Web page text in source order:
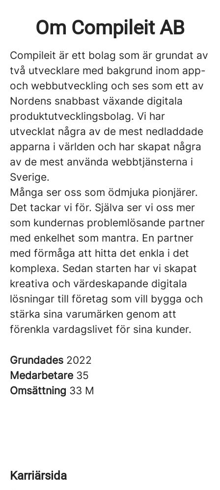
Om Compileit AB
Compileit är ett bolag som är grundat av
två utvecklare med bakgrund inom app-
och webbutveckling och ses som ett av
Nordens snabbast växande digitala
produktutvecklingsbolag. Vi har
utvecklat några av de mest nedladdade
apparna i världen och har skapat några
av de mest använda webbtjänsterna i
Sverige.
Många ser oss som ödmjuka pionjärer.
Det tackar vi för. Själva ser vi oss mer
som kundernas problemlösande partner
med enkelhet som mantra. En partner
med förmåga att hitta det enkla i det
komplexa. Sedan starten har vi skapat
kreativa och värdeskapande digitala
lösningar till företag som vill bygga och
stärka sina varumärken genom att
förenkla vardagslivet för sina kunder.
Grundades 2022
Medarbetare 35
Omsättning 33 M
Karriärsida